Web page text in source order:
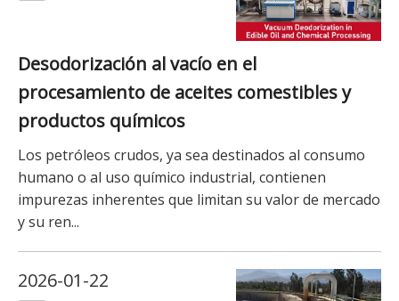
Desodorización al vacío en el
procesamiento de aceites comestibles y
productos químicos
Los petróleos crudos, ya sea destinados al consumo
humano o al uso químico industrial, contienen
impurezas inherentes que limitan su valor de mercado
y su ren...
2026-01-22